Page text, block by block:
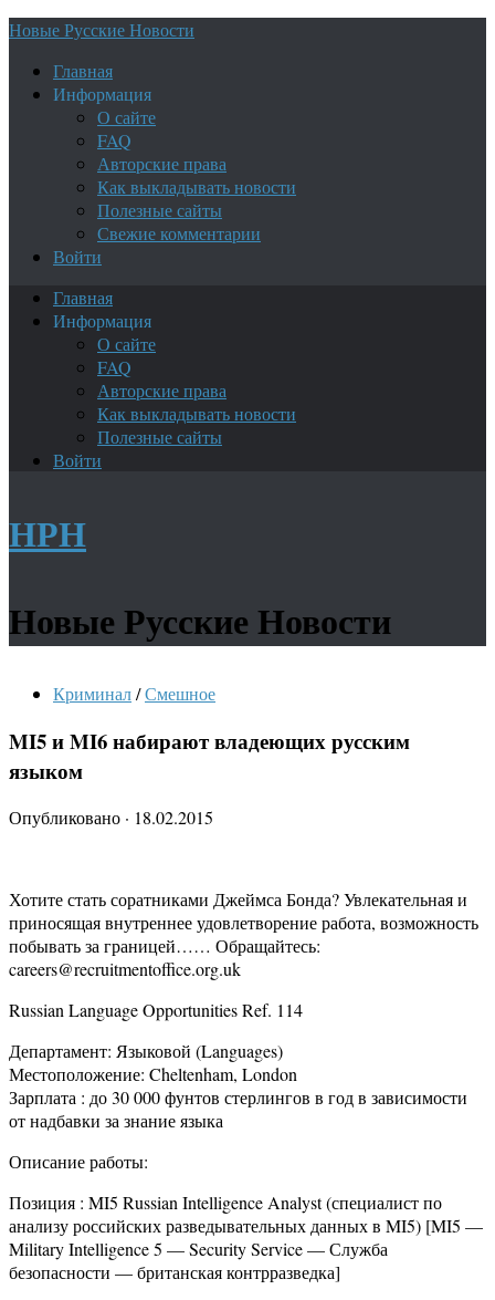
Новые Русские Новости
Главная
Информация
О сайте
FAQ
Авторские права
Как выкладывать новости
Полезные сайты
Свежие комментарии
Войти
Главная
Информация
О сайте
FAQ
Авторские права
Как выкладывать новости
Полезные сайты
Войти
НРН
Новые Русские Новости
Криминал/Смешное
MI5 и MI6 набирают владеющих русским
языком
Опубликовано · 18.02.2015
Хотите стать соратниками Джеймса Бонда? Увлекательная и
приносящая внутреннее удовлетворение работа, возможность
побывать за границей…… Обращайтесь:
careers@recruitmentoffice.org.uk
Russian Language Opportunities Ref. 114
Департамент: Языковой (Languages)
Местоположение: Cheltenham, London
Зарплата : до 30 000 фунтов стерлингов в год в зависимости
от надбавки за знание языка
Описание работы:
Позиция : MI5 Russian Intelligence Analyst (специалист по
анализу российских разведывательных данных в MI5) [MI5 —
Military Intelligence 5 — Security Service — Служба
безопасности — британская контрразведка]